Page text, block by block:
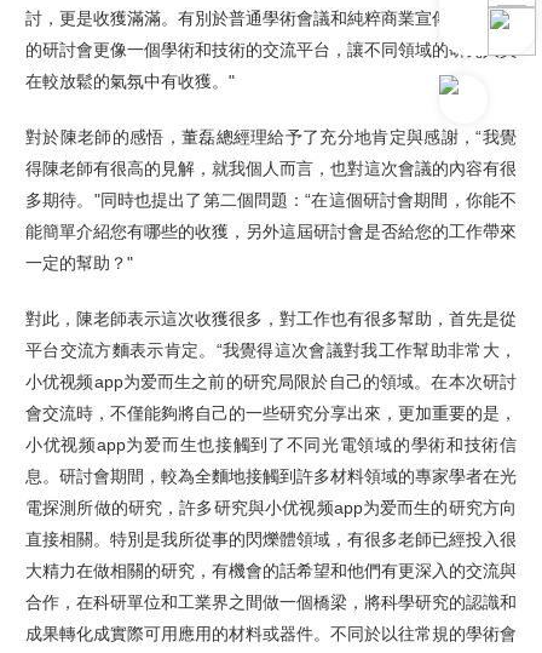
討，更是收獲滿滿。有別於普通學術會議和純粹商業宣傳會，這次
的研討會更像一個學術和技術的交流平台，讓不同領域的研究人員
在較放鬆的氣氛中有收獲。"
對於陳老師的感悟，董磊總經理給予了充分地肯定與感謝，“我覺
得陳老師有很高的見解，就我個人而言，也對這次會議的內容有很
多期待。"同時也提出了第二個問題：“在這個研討會期間，你能不
能簡單介紹您有哪些的收獲，另外這屆研討會是否給您的工作帶來
一定的幫助？"
對此，陳老師表示這次收獲很多，對工作也有很多幫助，首先是從
平台交流方麵表示肯定。“我覺得這次會議對我工作幫助非常大，
小优视频app为爱而生之前的研究局限於自己的領域。在本次研討
會交流時，不僅能夠將自己的一些研究分享出來，更加重要的是，
小优视频app为爱而生也接觸到了不同光電領域的學術和技術信
息。研討會期間，較為全麵地接觸到許多材料領域的專家學者在光
電探測所做的研究，許多研究與小优视频app为爱而生的研究方向
直接相關。特別是我所從事的閃爍體領域，有很多老師已經投入很
大精力在做相關的研究，有機會的話希望和他們有更深入的交流與
合作，在科研單位和工業界之間做一個橋梁，將科學研究的認識和
成果轉化成實際可用應用的材料或器件。不同於以往常規的學術會